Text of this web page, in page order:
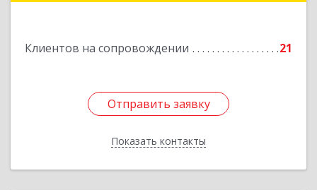
Клиентов на сопровождении 21
Отправить заявку
Показать контакты
Отправить заявку
Назад